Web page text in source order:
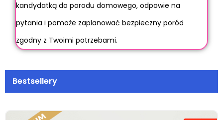
Bestsellery
kandydatką do porodu domowego, odpowie na
pytania i pomoże zaplanować bezpieczny poród
zgodny z Twoimi potrzebami.